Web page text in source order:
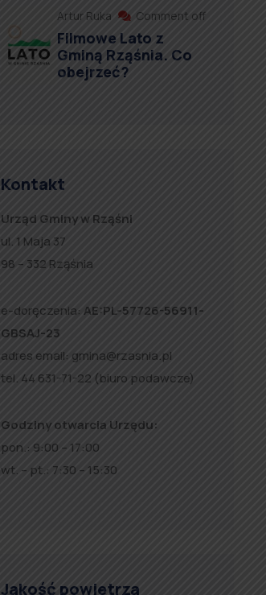
Artur Ruka Comment off
Filmowe Lato z
Gminą Rząśnia. Co
obejrzeć?
Kontakt
Urząd Gminy w Rząśni
ul. 1 Maja 37
98 – 332 Rząśnia
e-doręczenia: AE:PL-57726-56911-
GBSAJ-23
adres email: gmina@rzasnia.pl
tel. 44 631-71-22 (biuro podawcze)
Godziny otwarcia Urzędu:
pon.: 9:00 – 17:00
wt. – pt.: 7:30 – 15:30
Jakość powietrza